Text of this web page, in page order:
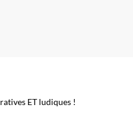
ET ludiques !